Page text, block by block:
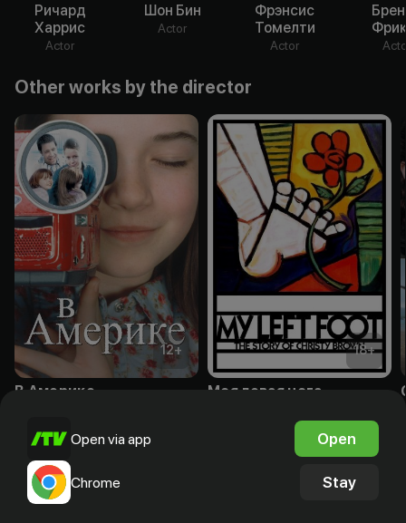
Ричард
Харрис
Actor
Шон Бин
Actor
Фрэнсис
Томелти
Actor
Other works by the director
12+
В Америке
18+
Моя левая нога
Open via app Open
Chrome Stay